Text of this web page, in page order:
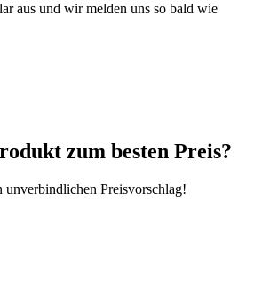
aus und wir melden uns so bald wie
zum besten Preis?
unverbindlichen Preisvorschlag!